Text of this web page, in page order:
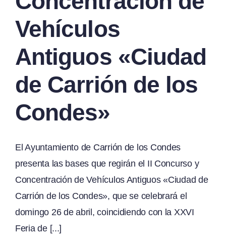
Vehículos
Antiguos «Ciudad
de Carrión de los
Condes»
El Ayuntamiento de Carrión de los Condes
presenta las bases que regirán el II Concurso y
Concentración de Vehículos Antiguos «Ciudad de
Carrión de los Condes», que se celebrará el
domingo 26 de abril, coincidiendo con la XXVI
Feria de [...]